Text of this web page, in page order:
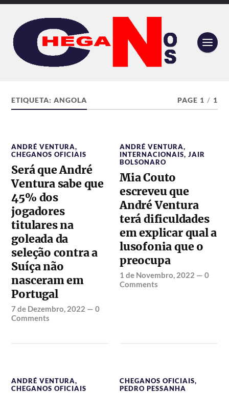
ETIQUETA:ANGOLA PAGE 1 / 1
ANDRÉ VENTURA,
CHEGANOS OFICIAIS
Será que André
Ventura sabe que
45% dos
jogadores
titulares na
goleada da
seleção contra a
Suíça não
nasceram em
Portugal
7 de Dezembro, 2022 —0
Comments
ANDRÉ VENTURA,
INTERNACIONAIS,JAIR
BOLSONARO
Mia Couto
escreveu que
André Ventura
terá dificuldades
em explicar qual a
lusofonia que o
preocupa
1 de Novembro, 2022 —0
Comments
ANDRÉ VENTURA,
CHEGANOS OFICIAIS
CHEGANOS OFICIAIS,
PEDRO PESSANHA